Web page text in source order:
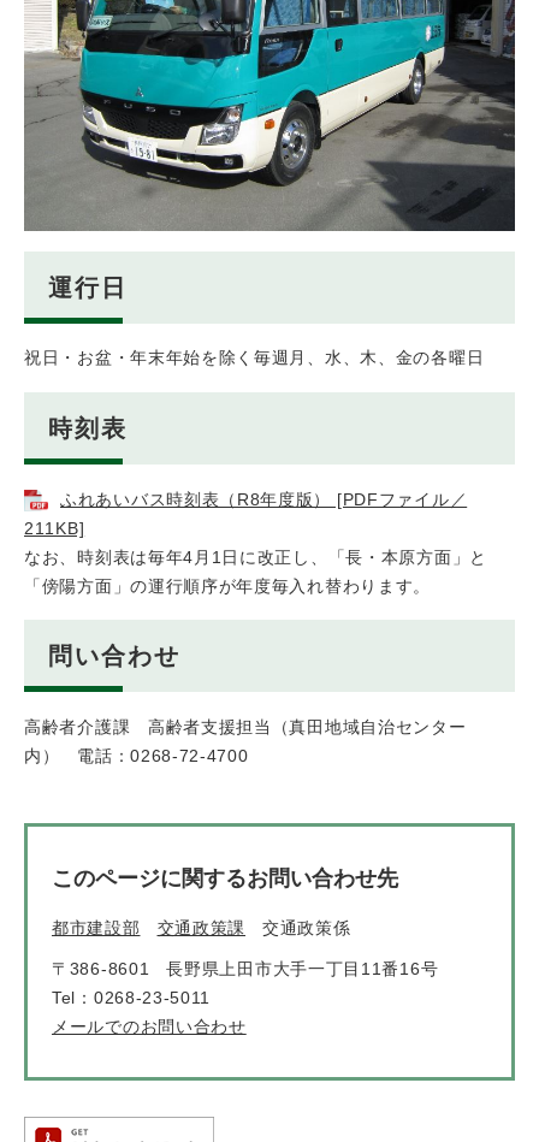
運行日
祝日・お盆・年末年始を除く毎週月、水、木、金の各曜日
時刻表
ふれあいバス時刻表（R8年度版） [PDFファイル／
211KB]
​なお、時刻表は毎年4月1日に改正し、「長・本原方面」と
「傍陽方面」の運行順序が年度毎入れ替わります。
問い合わせ
高齢者介護課 高齢者支援担当（真田地域自治センター
内） 電話：0268-72-4700
このページに関するお問い合わせ先
都市建設部 交通政策課 交通政策係
〒386-8601
長野県上田市大手一丁目11番16号
Tel：0268-23-5011
メールでのお問い合わせ